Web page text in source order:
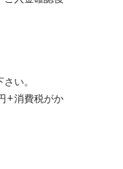
い。
+消費税がか